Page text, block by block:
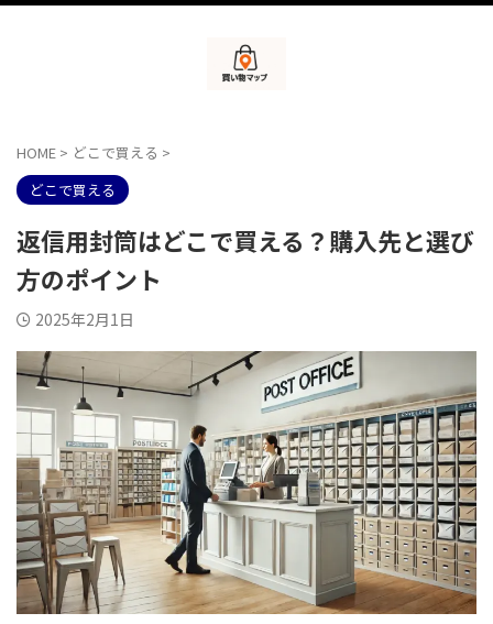
HOME > どこで買える >
どこで買える
返信用封筒はどこで買える？購入先と選び
方のポイント
2025年2月1日